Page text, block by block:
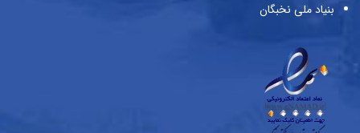
بنیاد ملی نخبگان